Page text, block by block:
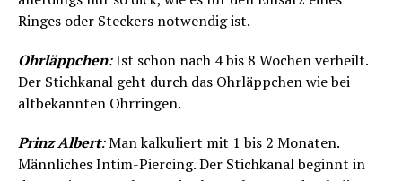
Ringes oder Steckers notwendig ist.
Ohrläppchen:Ist schon nach 4 bis 8 Wochen verheilt.
Der Stichkanal geht durch das Ohrläppchen wie bei
altbekannten Ohrringen.
Prinz Albert:Man kalkuliert mit 1 bis 2 Monaten.
Männliches Intim-Piercing. Der Stichkanal beginnt in